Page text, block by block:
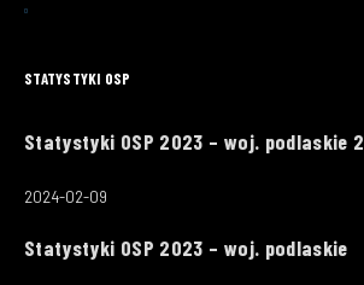
STATYSTYKI OSP
Statystyki OSP 2023 – woj. podlaskie 2
2024-02-09
Statystyki OSP 2023 – woj. podlaskie